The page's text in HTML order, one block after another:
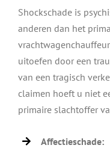
Shockschade is
anderen dan het
uitoefen door een
van een tragisch
claimen hoeft u niet
primaire slachtoffer
Affectieschade: